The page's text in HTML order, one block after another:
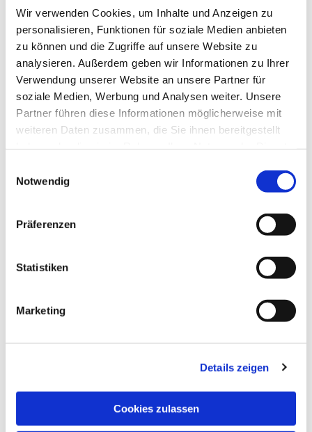
Wir verwenden Cookies, um Inhalte und Anzeigen zu
personalisieren, Funktionen für soziale Medien anbieten
zu können und die Zugriffe auf unsere Website zu
analysieren. Außerdem geben wir Informationen zu Ihrer
Verwendung unserer Website an unsere Partner für
soziale Medien, Werbung und Analysen weiter. Unsere
Partner führen diese Informationen möglicherweise mit
weiteren Daten zusammen, die Sie ihnen bereitgestellt
Notwendig
Präferenzen
Statistiken
Marketing
Details zeigen
Cookies zulassen